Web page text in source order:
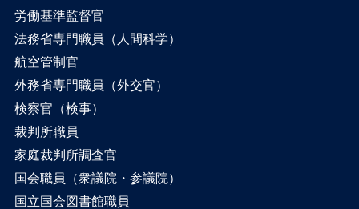
労働基準監督官
法務省専門職員（人間科学）
航空管制官
外務省専門職員（外交官）
検察官（検事）
裁判所職員
家庭裁判所調査官
国会職員（衆議院・参議院）
国立国会図書館職員